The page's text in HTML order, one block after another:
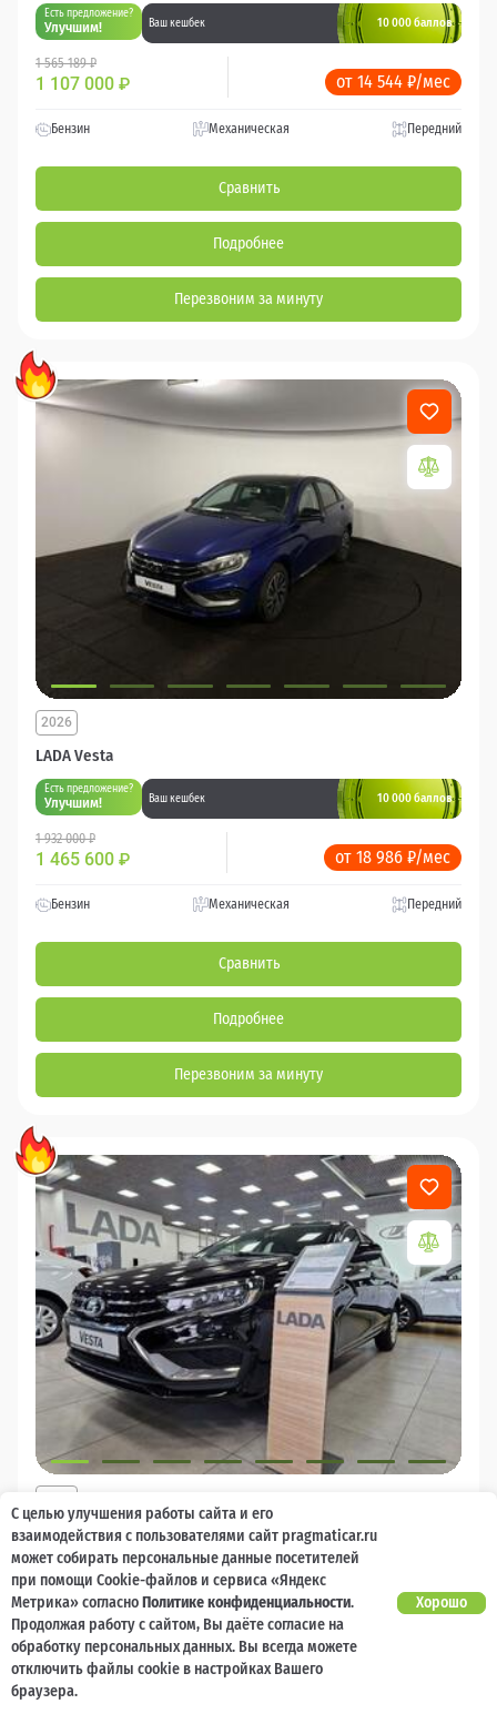
Есть предложение?
Улучшим! Ваш кешбек 10 000 баллов
1 565 189 ₽
1 107 000 ₽ от 14 544 ₽/мес
Бензин Механическая Передний
Сравнить
Подробнее
Перезвоним за минуту
LADA Vesta
2026
Есть предложение?
Улучшим! Ваш кешбек 10 000 баллов
1 932 000 ₽
1 465 600 ₽ от 18 986 ₽/мес
Бензин Механическая Передний
Сравнить
Подробнее
Перезвоним за минуту
LADA Vesta
Есть предложение?
Улучшим! Ваш кешбек
1 785 000 ₽
1 348 000₽ от 18 986 ₽/мес
Механическая
С целью улучшения работы сайта и его
взаимодействия с пользователями сайт pragmaticar.ru
может собирать персональные данные посетителей
при помощи Cookie-файлов и сервиса «Яндекс
Метрика» согласноПолитике конфиденциальности.
Продолжая работу с сайтом, Вы даёте согласие на
обработку персональных данных. Вы всегда можете
отключить файлы cookie в настройках Вашего
браузера.
Хорошо